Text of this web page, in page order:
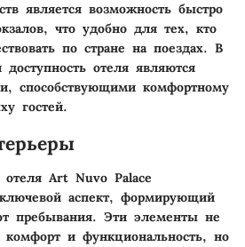
является возможность быстро
что удобно для тех, кто
по стране на поездах. В
отеля являются
способствующими комфортному
гостей.
Art Nuvo Palace
аспект, формирующий
пребывания. Эти элементы не
комфорт и функциональность, но